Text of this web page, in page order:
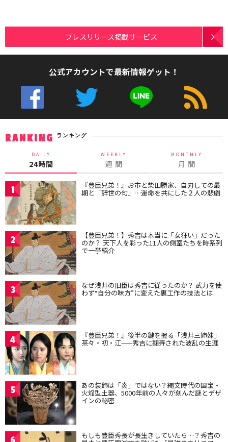
プレスリリース掲載サービス
公式アカウントで最新情報ゲット！
RANKING ランキング
DAILY
24時間
WEEKLY
週 間
MONTHLY
月 間
1 『豊臣兄弟！』お市と柴田勝家、自刃しての最
期と「辞世の句」…運命を共にした２人の悲劇
2 【豊臣兄弟！】秀吉は本当に「女狂い」だった
のか？ 天下人を彩った11人の側室たちを時系列
で一挙紹介
3 なぜ浅井の旧臣は秀吉に従ったのか？ 武力を使
わず“自分の味方”に変えた裏工作の技法とは
4 『豊臣兄弟！』後半の鍵を握る「浅井三姉妹」
茶々・初・江——秀吉に翻弄された波乱の生涯
5 あの装飾は「炎」ではない？縄文時代の国宝・
火焔型土器、5000年前の人々が刻んだ謎とデザ
インの秘密
もしも豊臣秀長が長生きしていたら…？秀吉の